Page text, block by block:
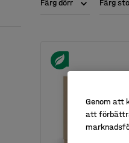
Färg dörr Färg
Genom att
att